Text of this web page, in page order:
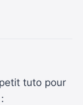
tuto pour